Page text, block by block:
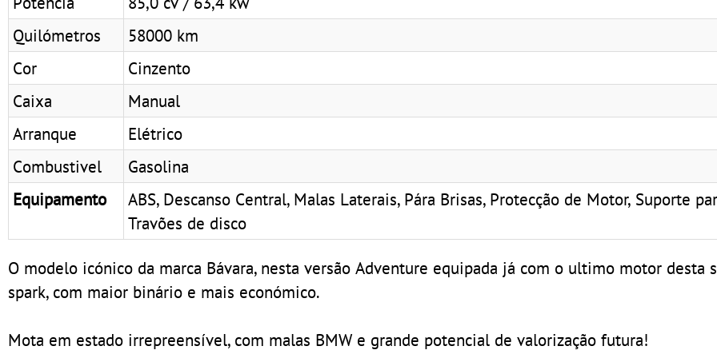
Quilómetros
58000 km
Cor
Cinzento
Caixa
Manual
Arranque
Elétrico
Combustivel
Gasolina
Equipamento
ABS, Descanso Central, Malas Laterais, Pára Brisas, Protecção de Motor, Suporte
Travões de disco
O modelo icónico da marca Bávara, nesta versão Adventure equipada já com o ultimo motor desta
spark, com maior binário e mais económico.
Mota em estado irrepreensível, com malas BMW e grande potencial de valorização futura!